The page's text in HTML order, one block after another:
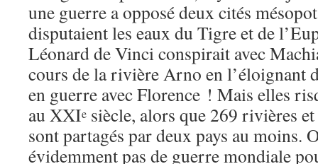
une guerre a opposé deux cités
disputaient les eaux du Tigre et de
Léonard de Vinci conspirait avec
cours de la rivière Arno en l’éloignant
en guerre avec Florence ! Mais elles
au XXIe siècle, alors que 269 rivières
sont partagés par deux pays au moins.
évidemment pas de guerre mondiale